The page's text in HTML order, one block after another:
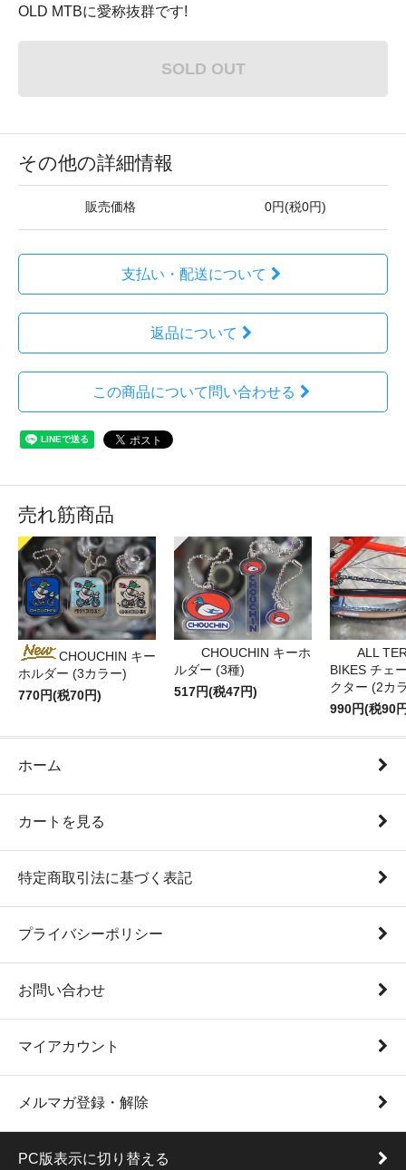
OLD MTBに愛称抜群です!
SOLD OUT
その他の詳細情報
販売価格 0円(税0円)
支払い・配送について
返品について
この商品について問い合わせる
売れ筋商品
CHOUCHIN キー
ホルダー (3カラー)
770円(税70円)
CHOUCHIN キーホ
ルダー (3種)
517円(税47円)
ALL
BIKES チェ
クター (2カ
990円(税90
ホーム
カートを見る
特定商取引法に基づく表記
プライバシーポリシー
お問い合わせ
マイアカウント
メルマガ登録・解除
PC版表示に切り替える